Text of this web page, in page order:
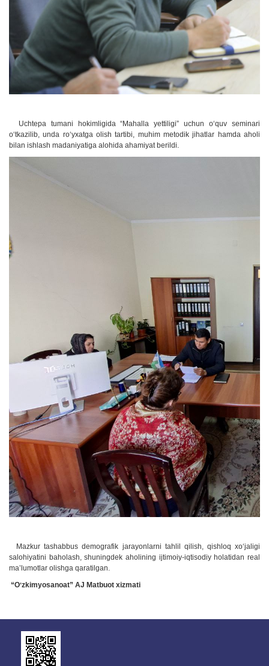
Uchtepa tumani hokimligida “Mahalla yettiligi” uchun o‘quv seminari
o‘tkazilib, unda ro‘yxatga olish tartibi, muhim metodik jihatlar hamda aholi
bilan ishlash madaniyatiga alohida ahamiyat berildi.
Mazkur tashabbus demografik jarayonlarni tahlil qilish, qishloq xo‘jaligi
salohiyatini baholash, shuningdek aholining ijtimoiy-iqtisodiy holatidan real
ma’lumotlar olishga qaratilgan.
“Oʻzkimyosanoat” AJ Matbuot xizmati